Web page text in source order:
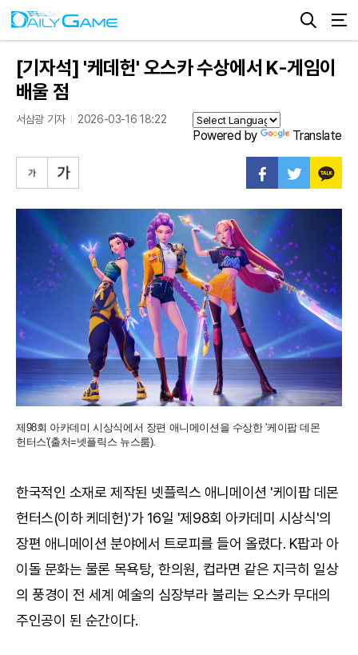
[기자석] '케데헌' 오스카 수상에서 K-게임이
배울 점
서삼광 기자 2026-03-16 18:22
Powered by Translate
제98회 아카데미 시상식에서 장편 애니메이션을 수상한 '케이팝 데몬
헌터스'(출처=넷플릭스 뉴스룸).
한국적인 소재로 제작된 넷플릭스 애니메이션 '케이팝 데몬
헌터스(이하 케데헌)'가 16일 '제98회 아카데미 시상식'의
장편 애니메이션 분야에서 트로피를 들어 올렸다. K팝과 아
이돌 문화는 물론 목욕탕, 한의원, 컵라면 같은 지극히 일상
의 풍경이 전 세계 예술의 심장부라 불리는 오스카 무대의
주인공이 된 순간이다.